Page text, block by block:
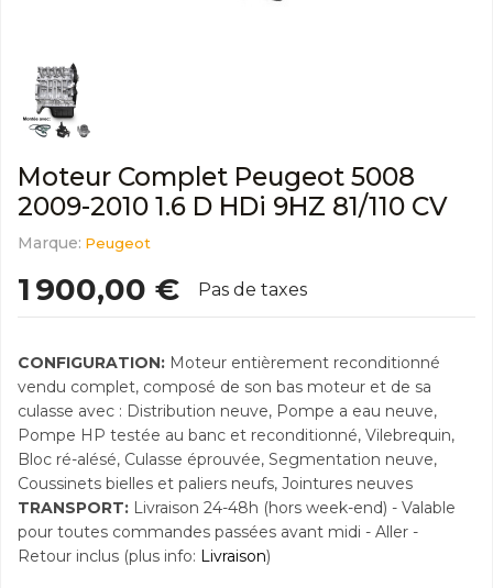
Moteur Complet Peugeot 5008
2009-2010 1.6 D HDi 9HZ 81/110 CV
Marque: Peugeot
1 900,00 € Pas de taxes
CONFIGURATION: Moteur entièrement reconditionné
vendu complet, composé de son bas moteur et de sa
culasse avec : Distribution neuve, Pompe a eau neuve,
Pompe HP testée au banc et reconditionné, Vilebrequin,
Bloc ré-alésé, Culasse éprouvée, Segmentation neuve,
Coussinets bielles et paliers neufs, Jointures neuves
TRANSPORT: Livraison 24-48h (hors week-end) - Valable
pour toutes commandes passées avant midi - Aller -
Retour inclus (plus info: Livraison)